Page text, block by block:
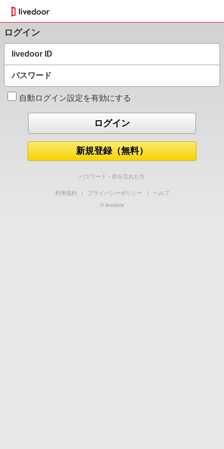
ログイン
livedoor ID
パスワード
自動ログイン設定を有効にする
新規登録（無料）
パスワード・IDを忘れた方
利用規約 ｜ プライバシーポリシー ｜
ヘルプ
© livedoor